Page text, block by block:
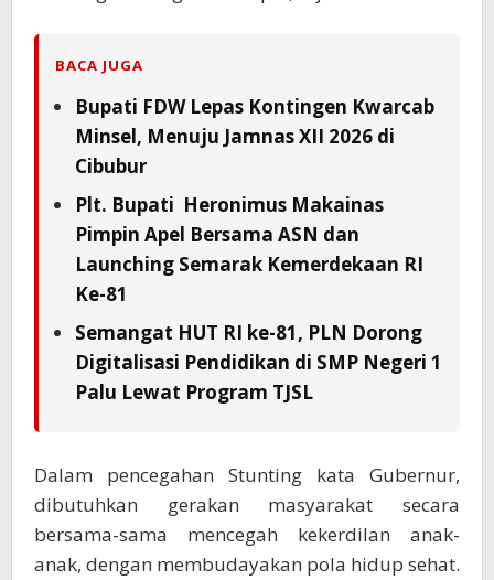
BACA JUGA
Bupati FDW Lepas Kontingen Kwarcab
Minsel, Menuju Jamnas XII 2026 di
Cibubur
Plt. Bupati Heronimus Makainas
Pimpin Apel Bersama ASN dan
Launching Semarak Kemerdekaan RI
Ke-81
Semangat HUT RI ke-81, PLN Dorong
Digitalisasi Pendidikan di SMP Negeri 1
Palu Lewat Program TJSL
Dalam pencegahan Stunting kata Gubernur,
dibutuhkan gerakan masyarakat secara
bersama-sama mencegah kekerdilan anak-
anak, dengan membudayakan pola hidup sehat.